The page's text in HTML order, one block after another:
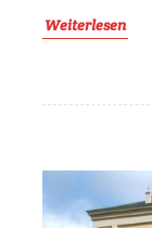
Weiterlesen